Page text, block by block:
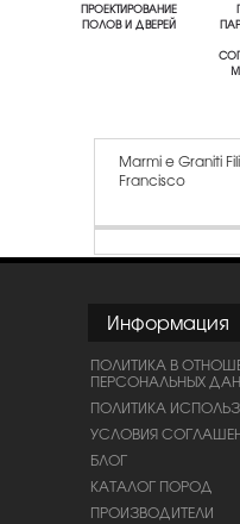
ПРОЕКТИРОВАНИЕ
ПОЛОВ И ДВЕРЕЙ
Marmi e Graniti
Francisco
Информация
ПОЛИТИКА В
ПЕРСОНАЛЬНЫХ
ПОЛИТИКА
УСЛОВИЯ
БЛОГ
КАТАЛОГ ПОРОД
ПРОИЗВОДИТЕЛИ